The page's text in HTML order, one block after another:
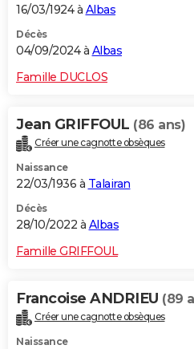
S'inscrire
Se connecter
Lycées
Collèges
Primaires
Universités
Entreprises
Service militaire
Avis de recherche
AVIS DE DÉCÈS
FORUM
16/03/1924 à Albas
Décès
04/09/2024 à Albas
Famille DUCLOS
Jean GRIFFOUL (86 ans)
Créer une cagnotte obsèques
Naissance
22/03/1936 à Talairan
Décès
28/10/2022 à Albas
Famille GRIFFOUL
Francoise ANDRIEU (89
Créer une cagnotte obsèques
Naissance